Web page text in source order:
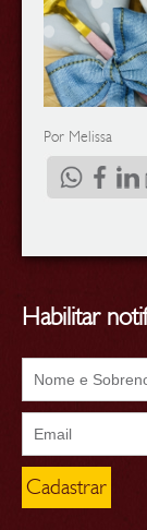
Por Melissa
Habilitar
Cadastrar